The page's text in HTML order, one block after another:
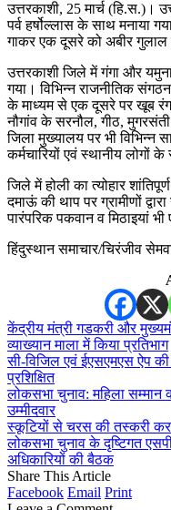
उत्तरकाशी, 25 मार्च (हि.स.)।
पर्व हर्षोल्लास के साथ मनाया
गाकर एक दूसरे को अबीर गुलाल
उत्तरकाशी जिले में गंगा और
गया। विभिन्न राजनीतिक
के माध्यम से एक दूसरे पर खूब रंग
नौगांव के सरनौल, गीठ,
जिला मुख्यालय पर भी विभिन्न
कर्मचारियों एवं स्थानीय लोगों
जिले में होली का त्योहार
दमाऊं की थाप पर ग्रामीणों
पारंपरिक पकवान व मिठाइयां
हिंदुस्थान समाचार/चिरंजीव
केंद्रीय मंत्री गडकरी और
व्याख्यान माला में किया प्रतिभाग
सी-विजिल एवं ईएसएमएस ऐप की
प्रशिक्षित
लोकसभा चुनाव: महिला सम्मान
उम्मीदवार
स्कूटियों से चरस की तस्करी
लोकसभा चुनाव के दृष्टिगत
अधिकारियों की बैठक
Share This Article
Facebook Email Print